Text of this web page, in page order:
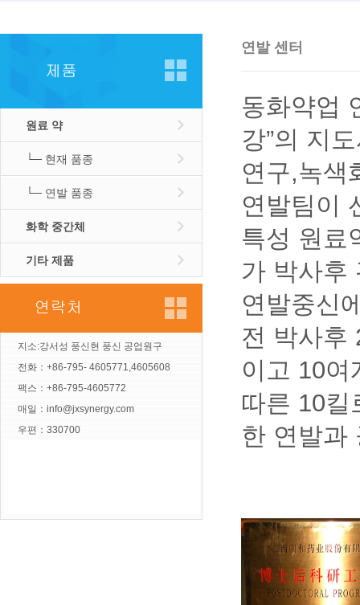
원료 약
└─ 현재 품종
└─ 연발 품종
화학 중간체
기타 제품
지소:강서성 풍신현 풍신 공업원구
전화：+86-795- 4605771,4605608
팩스：+86-795-4605772
매일： info@jxsynergy.com
우편：330700
연발 센터
동화약업
강”의 지
연구,녹색
연발팀이
특성 원료
가 박사후
연발중신
전 박사후
이고 10
따른 10킬
한 연발과